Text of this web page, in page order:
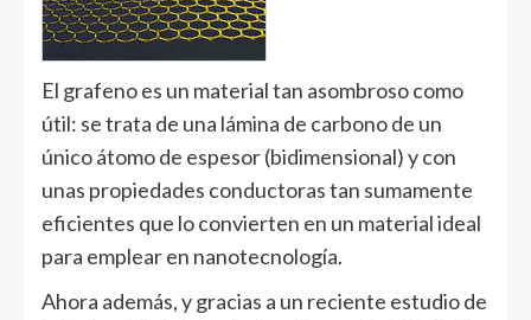
El grafeno es un material tan asombroso como
útil: se trata de una lámina de carbono de un
único átomo de espesor (bidimensional) y con
unas propiedades conductoras tan sumamente
eficientes que lo convierten en un material ideal
para emplear en nanotecnología.
Ahora además, y gracias a un reciente estudio de